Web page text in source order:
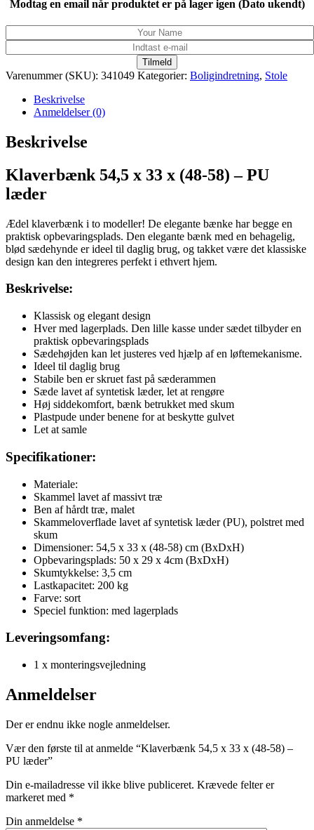
Modtag en email når produktet er på lager igen (Dato ukendt)
Tilmeld
Varenummer (SKU): 341049 Kategorier: Boligindretning, Stole
Beskrivelse
Anmeldelser (0)
Beskrivelse
Klaverbænk 54,5 x 33 x (48-58) – PU
læder
Ædel klaverbænk i to modeller! De elegante bænke har begge en
praktisk opbevaringsplads. Den elegante bænk med en behagelig,
blød sædehynde er ideel til daglig brug, og takket være det klassiske
design kan den integreres perfekt i ethvert hjem.
Beskrivelse:
Klassisk og elegant design
Hver med lagerplads. Den lille kasse under sædet tilbyder en
praktisk opbevaringsplads
Sædehøjden kan let justeres ved hjælp af en løftemekanisme.
Ideel til daglig brug
Stabile ben er skruet fast på sæderammen
Sæde lavet af syntetisk læder, let at rengøre
Høj siddekomfort, bænk betrukket med skum
Plastpude under benene for at beskytte gulvet
Let at samle
Specifikationer:
Materiale:
Skammel lavet af massivt træ
Ben af ​​hårdt træ, malet
Skammeloverflade lavet af syntetisk læder (PU), polstret med
skum
Dimensioner: 54,5 x 33 x (48-58) cm (BxDxH)
Opbevaringsplads: 50 x 29 x 4cm (BxDxH)
Skumtykkelse: 3,5 cm
Lastkapacitet: 200 kg
Farve: sort
Speciel funktion: med lagerplads
Leveringsomfang:
1 x monteringsvejledning
Anmeldelser
Der er endnu ikke nogle anmeldelser.
Vær den første til at anmelde “Klaverbænk 54,5 x 33 x (48-58) –
PU læder”
Din e-mailadresse vil ikke blive publiceret. Krævede felter er
markeret med *
Din anmeldelse *